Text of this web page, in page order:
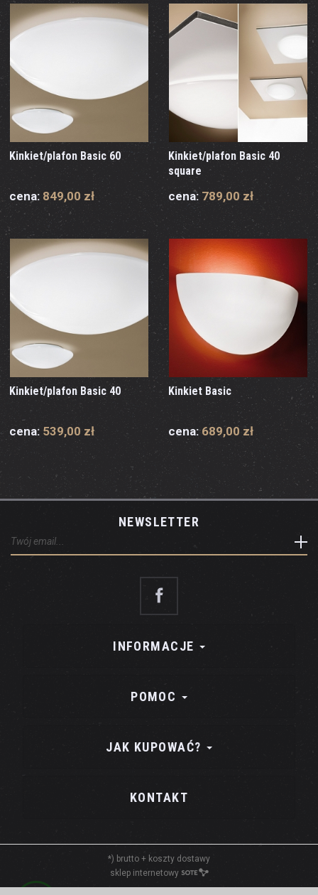
Kinkiet/plafon Basic 60
cena: 849,00 zł
Kinkiet/plafon Basic 40
square
cena: 789,00 zł
Kinkiet/plafon Basic 40
cena: 539,00 zł
Kinkiet Basic
cena: 689,00 zł
NEWSLETTER
INFORMACJE
POMOC
JAK KUPOWAĆ?
KONTAKT
*) brutto + koszty dostawy
sklep internetowy